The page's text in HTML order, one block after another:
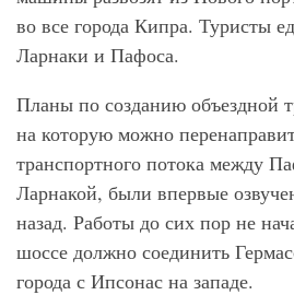
во все города Кипра. Туристы
Ларнаки и Пафоса.
Планы по созданию объездной
на которую можно
транспортного потока между
Ларнакой, были впервые
назад. Работы до сих пор не
шоссе должно соединить
города с Ипсонас на западе.